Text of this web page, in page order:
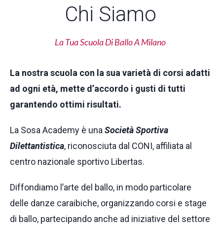
Chi Siamo
La Tua Scuola Di Ballo A Milano
La nostra scuola con la sua varietà di corsi adatti
ad ogni età, mette d’accordo i gusti di tutti
garantendo ottimi risultati.
La Sosa Academy è unaSocietà Sportiva
Dilettantistica, riconosciuta dal CONI, affiliata al
centro nazionale sportivo Libertas.
Diffondiamo l’arte del ballo, in modo particolare
delle danze caraibiche, organizzando corsi e stage
di ballo, partecipando anche ad iniziative del settore